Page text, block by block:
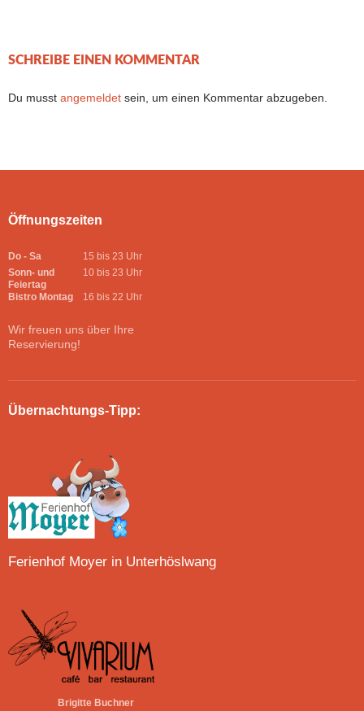
SCHREIBE EINEN KOMMENTAR
Du musst angemeldet sein, um einen Kommentar abzugeben.
Öffnungszeiten
Do - Sa
15 bis 23 Uhr
Sonn- und
Feiertag
10 bis 23 Uhr
Bistro Montag 16 bis 22 Uhr
Wir freuen uns über Ihre
Reservierung!
Übernachtungs-Tipp:
Ferienhof Moyer in Unterhöslwang
Brigitte Buchner